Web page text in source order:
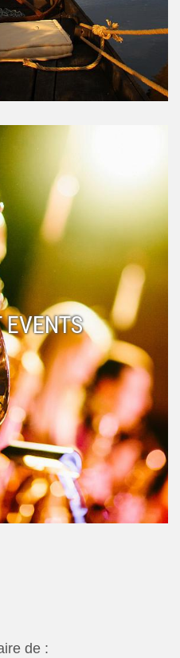
EVENTS
de :